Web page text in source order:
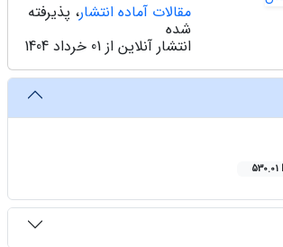
مقالات آماده انتشار، پذیرفته
شده
انتشار آنلاین از 01 خرداد 1404
530.01